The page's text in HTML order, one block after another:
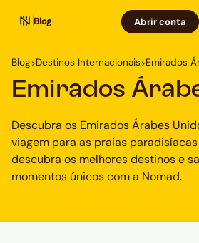
Blog Abrir conta
Blog>Destinos Internacionais>Emirados
Emirados
Descubra os Emirados Árabes
viagem para as praias
descubra os melhores destinos e
momentos únicos com a Nomad.